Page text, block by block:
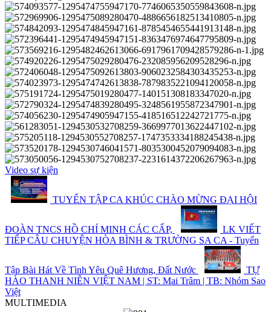
Video sự kiện
TUYỂN TẬP CA KHÚC CHÀO MỪNG ĐẠI HỘI
ĐOÀN TNCS HỒ CHÍ MINH CÁC CẤP,
LK VIẾT
TIẾP CÂU CHUYỆN HÒA BÌNH & TRƯỜNG SA CA - Tuyển
Tập Bài Hát Về Tình Yêu Quê Hương, Đất Nước
TỰ
HÀO THANH NIÊN VIỆT NAM | ST: Mai Trâm | TB: Nhóm Sao
Việt
MULTIMEDIA